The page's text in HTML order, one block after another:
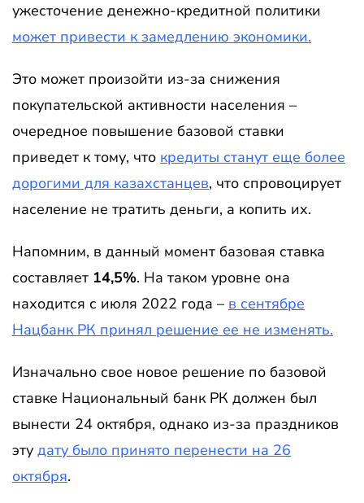
ужесточение денежно-кредитной политики
может привести к замедлению экономики.
Это может произойти из-за снижения
покупательской активности населения –
очередное повышение базовой ставки
приведет к тому, что кредиты станут еще более
дорогими для казахстанцев, что спровоцирует
население не тратить деньги, а копить их.
Напомним, в данный момент базовая ставка
составляет 14,5%. На таком уровне она
находится с июля 2022 года – в сентябре
Нацбанк РК принял решение ее не изменять.
Изначально свое новое решение по базовой
ставке Национальный банк РК должен был
вынести 24 октября, однако из-за праздников
эту дату было принято перенести на 26
октября.